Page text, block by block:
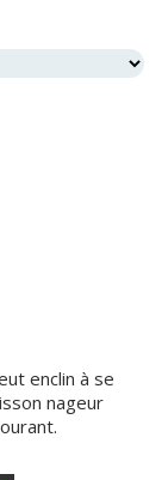
enclin à se
nageur